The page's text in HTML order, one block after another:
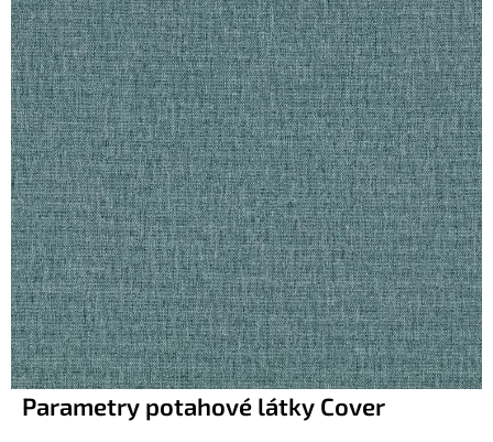
Parametry potahové látky Cover